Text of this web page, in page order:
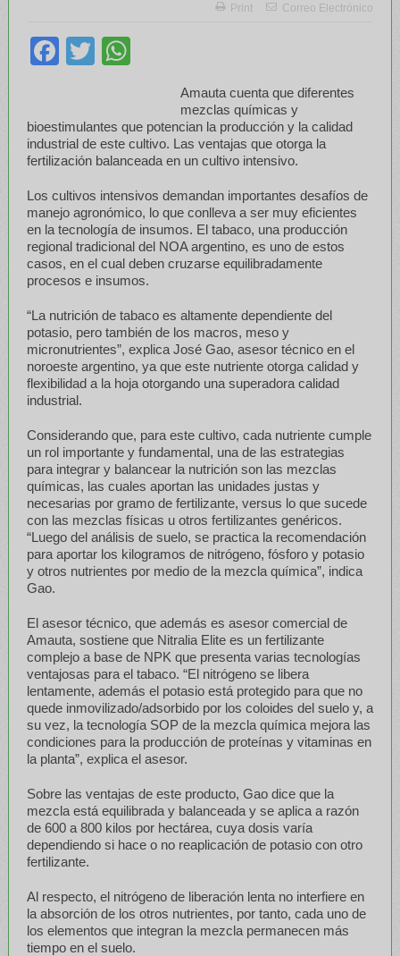
Print Correo Electrónico
Facebook
Twitter
Amauta cuenta que diferentes
mezclas químicas y
bioestimulantes que potencian la producción y la calidad
industrial de este cultivo. Las ventajas que otorga la
fertilización balanceada en un cultivo intensivo.
Los cultivos intensivos demandan importantes desafíos de
manejo agronómico, lo que conlleva a ser muy eficientes
en la tecnología de insumos. El tabaco, una producción
regional tradicional del NOA argentino, es uno de estos
casos, en el cual deben cruzarse equilibradamente
procesos e insumos.
“La nutrición de tabaco es altamente dependiente del
potasio, pero también de los macros, meso y
micronutrientes”, explica José Gao, asesor técnico en el
noroeste argentino, ya que este nutriente otorga calidad y
flexibilidad a la hoja otorgando una superadora calidad
industrial.
Considerando que, para este cultivo, cada nutriente cumple
un rol importante y fundamental, una de las estrategias
para integrar y balancear la nutrición son las mezclas
químicas, las cuales aportan las unidades justas y
necesarias por gramo de fertilizante, versus lo que sucede
con las mezclas físicas u otros fertilizantes genéricos.
“Luego del análisis de suelo, se practica la recomendación
para aportar los kilogramos de nitrógeno, fósforo y potasio
y otros nutrientes por medio de la mezcla química”, indica
Gao.
El asesor técnico, que además es asesor comercial de
Amauta, sostiene que Nitralia Elite es un fertilizante
complejo a base de NPK que presenta varias tecnologías
ventajosas para el tabaco. “El nitrógeno se libera
lentamente, además el potasio está protegido para que no
quede inmovilizado/adsorbido por los coloides del suelo y, a
su vez, la tecnología SOP de la mezcla química mejora las
condiciones para la producción de proteínas y vitaminas en
la planta”, explica el asesor.
Sobre las ventajas de este producto, Gao dice que la
mezcla está equilibrada y balanceada y se aplica a razón
de 600 a 800 kilos por hectárea, cuya dosis varía
dependiendo si hace o no reaplicación de potasio con otro
fertilizante.
Al respecto, el nitrógeno de liberación lenta no interfiere en
la absorción de los otros nutrientes, por tanto, cada uno de
los elementos que integran la mezcla permanecen más
tiempo en el suelo.